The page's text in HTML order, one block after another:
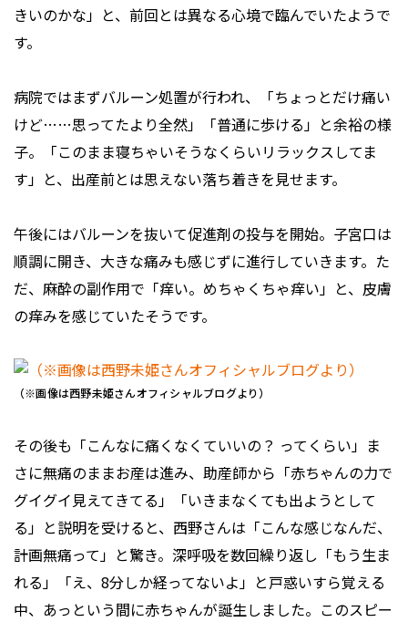
きいのかな」と、前回とは異なる心境で臨んでいたようで
す。
病院ではまずバルーン処置が行われ、「ちょっとだけ痛い
けど……思ってたより全然」「普通に歩ける」と余裕の様
子。「このまま寝ちゃいそうなくらいリラックスしてま
す」と、出産前とは思えない落ち着きを見せます。
午後にはバルーンを抜いて促進剤の投与を開始。子宮口は
順調に開き、大きな痛みも感じずに進行していきます。た
だ、麻酔の副作用で「痒い。めちゃくちゃ痒い」と、皮膚
の痒みを感じていたそうです。
（※画像は西野未姫さんオフィシャルブログより）
その後も「こんなに痛くなくていいの？ ってくらい」ま
さに無痛のままお産は進み、助産師から「赤ちゃんの力で
グイグイ見えてきてる」「いきまなくても出ようとして
る」と説明を受けると、西野さんは「こんな感じなんだ、
計画無痛って」と驚き。深呼吸を数回繰り返し「もう生ま
れる」「え、8分しか経ってないよ」と戸惑いすら覚える
中、あっという間に赤ちゃんが誕生しました。このスピー